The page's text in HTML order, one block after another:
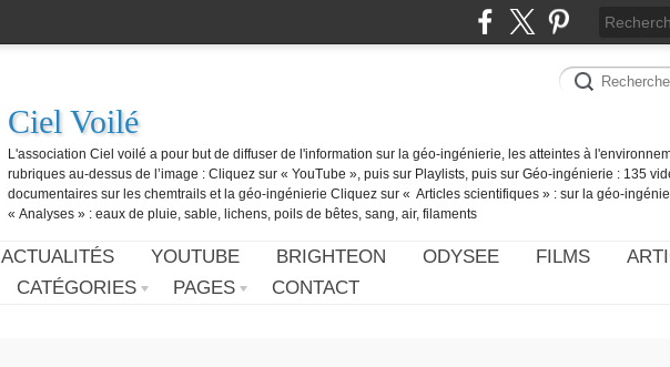
Ciel Voilé
L'association Ciel voilé a pour but de diffuser de l'information sur la géo-ingénierie, les atteintes à
rubriques au-dessus de l’image : Cliquez sur « YouTube », puis sur Playlists, puis sur Géo-ingénierie : 135
documentaires sur les chemtrails et la géo-ingénierie Cliquez sur « Articles scientifiques » : sur la géo-
« Analyses » : eaux de pluie, sable, lichens, poils de bêtes, sang, air, filaments
ACTUALITÉS YOUTUBE BRIGHTEON ODYSEE FILMS
CATÉGORIES PAGES CONTACT